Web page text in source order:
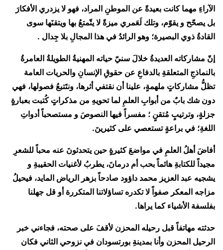
الآراءِ مهما كانت بعيدةً عن الموطنِ المراد، فهو لا يزدري الأفكارَ
بل يصحّح و يقوّم، وتلك لَعَمري ميزةً لا يتّمتعُ بها ويتقنَها سوى
القادةُ ذوي البصيرة؛ وهو الرائدُ في هذا المجالِ بلا جِدال .
إنّ مشاركاته العديدةُ خلالَ سنيّ حياته المهنيةُ الطويلةُ العامرةُ
بالنماذجِ المتعلقةِ بالدفاعِ عن حقوقِ الإنسانِ والحريات العامة
تظلُّ مشاركاتٍ ملهمةٍ، علينا أن نقتفي أثرها، ونتَتبعُ فصولها، فهي
دون شك بابٌ من أبوابِ العلمِ لما تحويهِ من مذكراتٍ كُتبت بعبارةٍ
جزلةٍ، وترتيبٍ مُتقنٍ ؛ مفسراً فيها النصوصَ و مستصحباً أدواتِ
اللغةِ؛ في براعةٍ تستعصي على كثيرينَ.
أفاضَ أهلُ العلمِ في مواضعَ كثيرةٍ حين يتحدثونَ عنه محباً للشعرِ
مجيداً للكتابةِ هائماً بحب أم درمانَ، يطربُ لأغنيات الحقيبةِ و
يشجيه عبد العزيز محمد داؤود صادحاً بزهر الرياض المايد، فيحيلُ
مزاجه المعكر صفواً لا تكدره تساؤلاتنا المتكررة أو قل جهلنا
بفلسفة الأشياء كما يراها.
حدثته مهاتفاً قبل رحيله المحزن لأقفَ على صحته، فجاءني خبر
الرحيل المحزن وأنا بمدينةِ بورتسودان في نزوحي الثاني فكان